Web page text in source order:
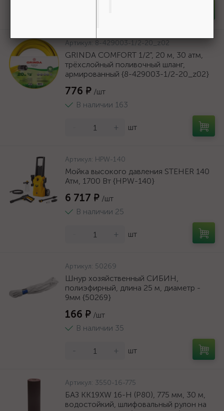
Артикул: 8-429003-1/2-20_z02
GRINDA COMFORT 1/2", 20 м, 30 атм,
трёхслойный поливочный шланг,
армированный {8-429003-1/2-20_z02}
776 ₽ /шт
В наличии 163
+ шт
Артикул: HPW-140
Мойка высокого давления STEHER 140
Атм, 1700 Вт {HPW-140}
6 717 ₽ /шт
В наличии 25
+ шт
Артикул: 50269
Шнур хозяйственный СИБИН,
полиэфирный, длина 25 м, диаметр -
9мм {50269}
166 ₽ /шт
В наличии 35
- + шт
Артикул: 3550-16-775
БАЗ KK19XW 16-H (Р80), 775 мм, 30 м,
водостойкий, шлифовальный рулон на